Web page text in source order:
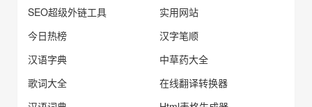
SEO超级外链工具
实用网站
今日热榜
汉字笔顺
汉语字典
中草药大全
歌词大全
在线翻译转换器